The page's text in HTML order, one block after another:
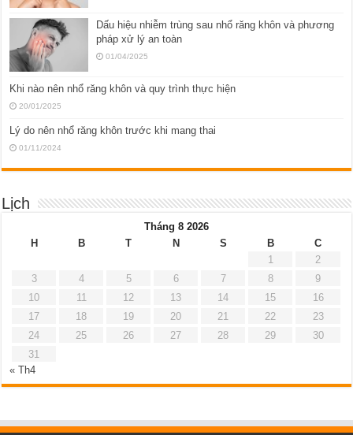
Dấu hiệu nhiễm trùng sau nhổ răng khôn và phương
pháp xử lý an toàn
01/04/2025
Khi nào nên nhổ răng khôn và quy trình thực hiện
20/01/2025
Lý do nên nhổ răng khôn trước khi mang thai
01/11/2024
Lịch
Tháng 8 2026
H
B T N S B
C
1
2
3
4 5 6 7 8
9
10
11 12 13 14 15
16
17
18 19 20 21 22
23
24
25 26 27 28 29
30
31
« Th4